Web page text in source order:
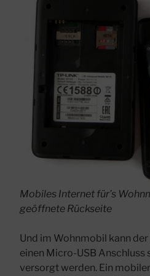
Mobiles Internet für’s
geöffnete Rückseite
Und im Wohnmobil kann
einen Micro-USB Anschluss
versorgt werden. Ein